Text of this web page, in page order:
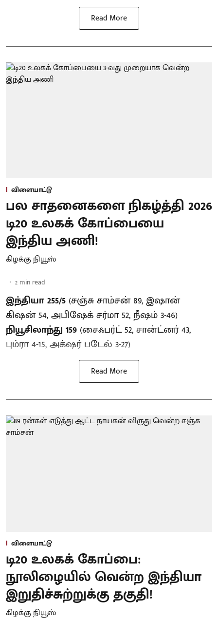
Read More
விளையாட்டு
பல சாதனைகளை நிகழ்த்தி 2026
டி20 உலகக் கோப்பையை
இந்திய அணி!
கிழக்கு நியூஸ்
2 min read
இந்தியா 255/5 (சஞ்சு சாம்சன் 89, இஷான்
கிஷன் 54, அபிஷேக் சர்மா 52, நீஷம் 3-46)
நியூசிலாந்து 159 (சைஃபர்ட் 52, சான்ட்னர் 43,
பும்ரா 4-15, அக்‌ஷர் படேல் 3-27)
Read More
விளையாட்டு
டி20 உலகக் கோப்பை:
நூலிழையில் வென்ற இந்தியா
இறுதிச்சுற்றுக்கு தகுதி!
கிழக்கு நியூஸ்